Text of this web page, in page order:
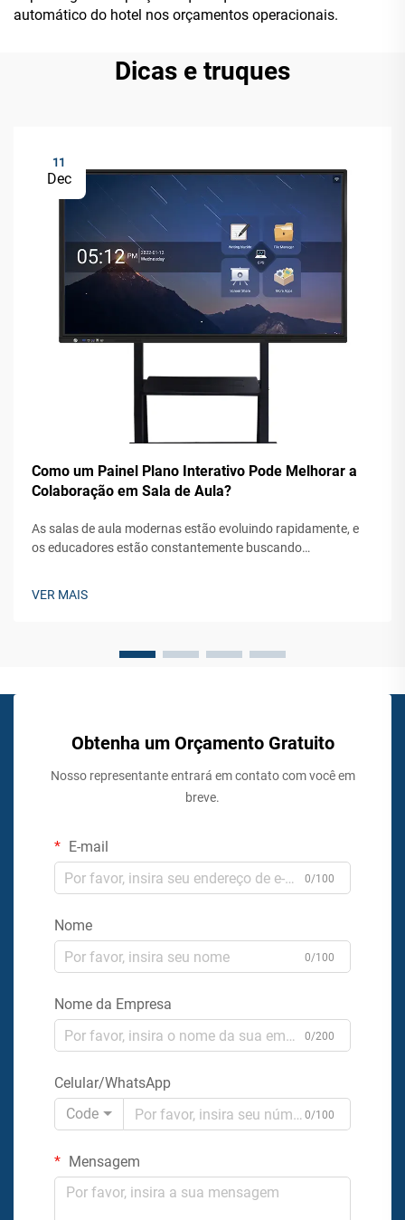
automático do hotel nos orçamentos operacionais.
Dicas e truques
11
Dec
Como um Painel Plano Interativo Pode Melhorar a
Colaboração em Sala de Aula?
As salas de aula modernas estão evoluindo rapidamente, e
os educadores estão constantemente buscando
VER MAIS
Obtenha um Orçamento Gratuito
Nosso representante entrará em contato com você em
breve.
E-mail
0/100
Nome
0/100
Nome da Empresa
0/200
Celular/WhatsApp
Code
0/100
Mensagem